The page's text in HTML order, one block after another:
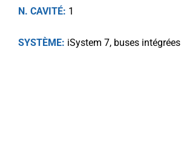
N. CAVITÉ: 1
SYSTÈME: iSystem 7, buses intégrées